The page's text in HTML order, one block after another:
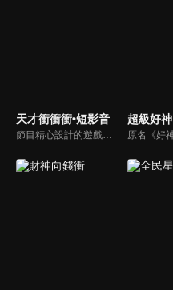
天才衝衝衝•短影音 超級好神